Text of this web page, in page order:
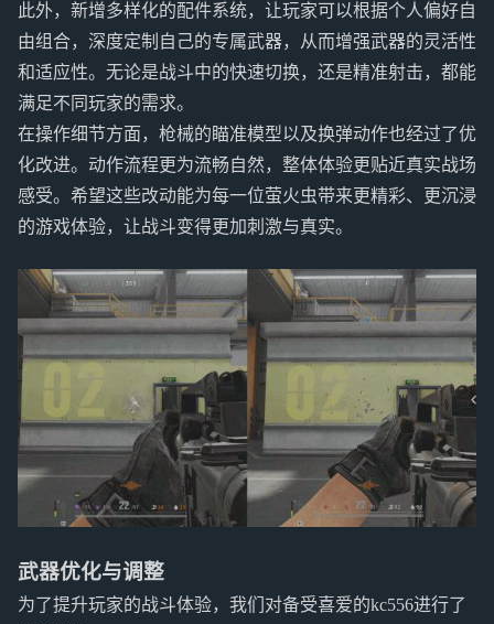
此外，新增多样化的配件系统，让玩家可以根据个人偏好自
由组合，深度定制自己的专属武器，从而增强武器的灵活性
和适应性。无论是战斗中的快速切换，还是精准射击，都能
满足不同玩家的需求。
在操作细节方面，枪械的瞄准模型以及换弹动作也经过了优
化改进。动作流程更为流畅自然，整体体验更贴近真实战场
感受。希望这些改动能为每一位萤火虫带来更精彩、更沉浸
的游戏体验，让战斗变得更加刺激与真实。
武器优化与调整
为了提升玩家的战斗体验，我们对备受喜爱的kc556进行了